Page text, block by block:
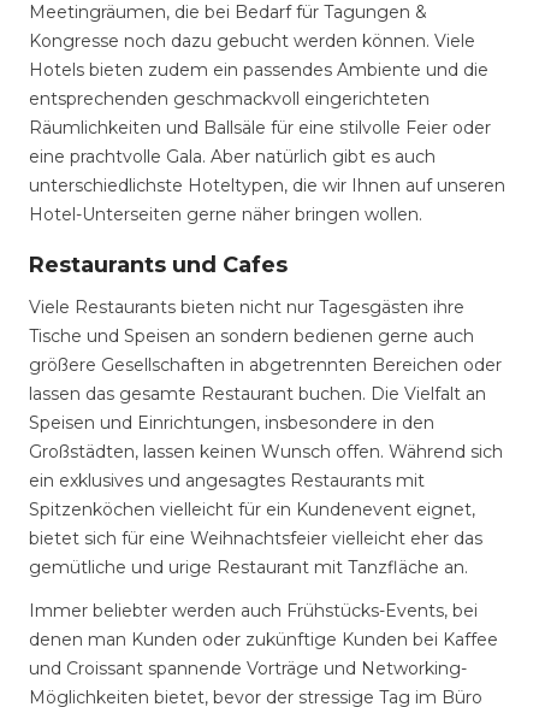
Meetingräumen, die bei Bedarf für Tagungen &
Kongresse noch dazu gebucht werden können. Viele
Hotels bieten zudem ein passendes Ambiente und die
entsprechenden geschmackvoll eingerichteten
Räumlichkeiten und Ballsäle für eine stilvolle Feier oder
eine prachtvolle Gala. Aber natürlich gibt es auch
unterschiedlichste Hoteltypen, die wir Ihnen auf unseren
Hotel-Unterseiten gerne näher bringen wollen.
Restaurants und Cafes
Viele Restaurants bieten nicht nur Tagesgästen ihre
Tische und Speisen an sondern bedienen gerne auch
größere Gesellschaften in abgetrennten Bereichen oder
lassen das gesamte Restaurant buchen. Die Vielfalt an
Speisen und Einrichtungen, insbesondere in den
Großstädten, lassen keinen Wunsch offen. Während sich
ein exklusives und angesagtes Restaurants mit
Spitzenköchen vielleicht für ein Kundenevent eignet,
bietet sich für eine Weihnachtsfeier vielleicht eher das
gemütliche und urige Restaurant mit Tanzfläche an.
Immer beliebter werden auch Frühstücks-Events, bei
denen man Kunden oder zukünftige Kunden bei Kaffee
und Croissant spannende Vorträge und Networking-
Möglichkeiten bietet, bevor der stressige Tag im Büro